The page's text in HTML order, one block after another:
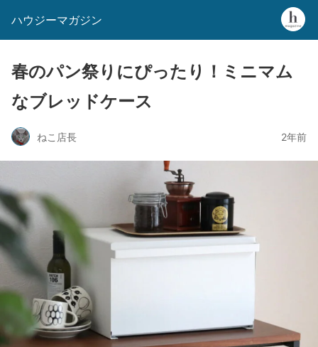
ハウジーマガジン
春のパン祭りにぴったり！ミニマム
なブレッドケース
ねこ店長 2年前